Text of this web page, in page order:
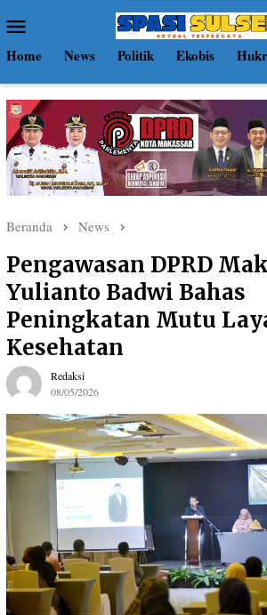
ke
kontenMobile
Home News Politik Ekobis
Beranda News
Pengawasan DPRD
Yulianto Badwi Bahas
Peningkatan Mutu
Kesehatan
Redaksi
08/05/2026